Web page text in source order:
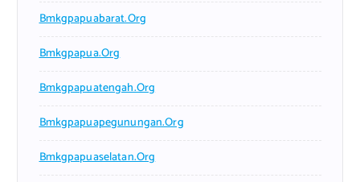
Bmkgpapuabarat.org
Bmkgpapua.org
Bmkgpapuatengah.org
Bmkgpapuapegunungan.org
Bmkgpapuaselatan.org